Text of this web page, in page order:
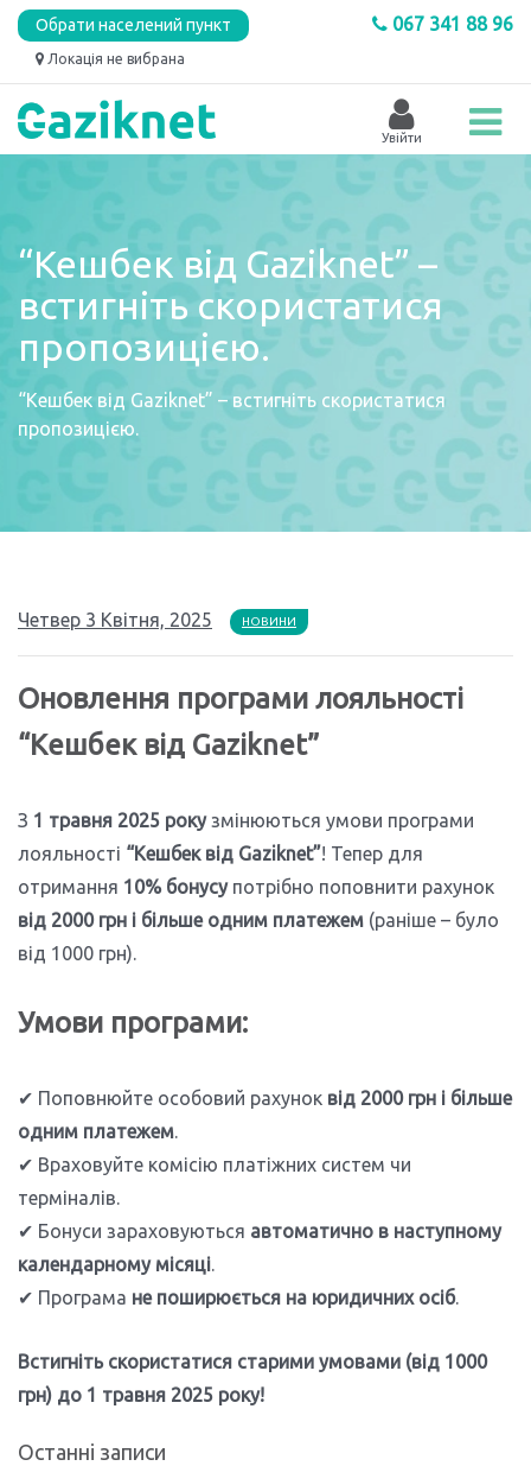
067 341 88 96
Обрати населений пункт
Локація не вибрана
“Кешбек від Gaziknet” –
встигніть скористатися
пропозицією.
“Кешбек від Gaziknet” – встигніть скористатися
пропозицією.
Четвер 3 Квітня, 2025 НОВИНИ
Оновлення програми лояльності
“Кешбек від Gaziknet”
З 1 травня 2025 рокузмінюються умови програми
лояльності “Кешбек від Gaziknet”! Тепер для
отримання 10% бонусупотрібно поповнити рахунок
від 2000 грн і більше одним платежем (раніше – було
від 1000 грн).
Умови програми:
✔ Поповнюйте особовий рахунок від 2000 грн і більше
одним платежем.
✔ Враховуйте комісію платіжних систем чи
терміналів.
✔ Бонуси зараховуються автоматично в наступному
календарному місяці.
✔ Програма не поширюється на юридичних осіб.
Встигніть скористатися старими умовами (від 1000
грн) до 1 травня 2025 року!
Останні записи